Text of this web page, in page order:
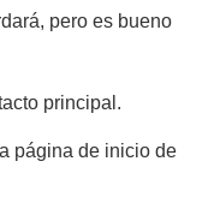
pero es bueno
principal.
página de inicio de